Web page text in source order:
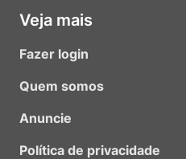
Veja mais
Fazer login
Quem somos
Anuncie
Política de privacidade